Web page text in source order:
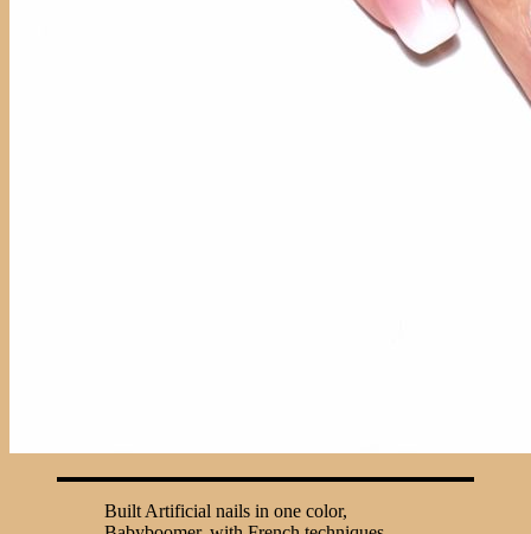
Built Artificial nails in one color,